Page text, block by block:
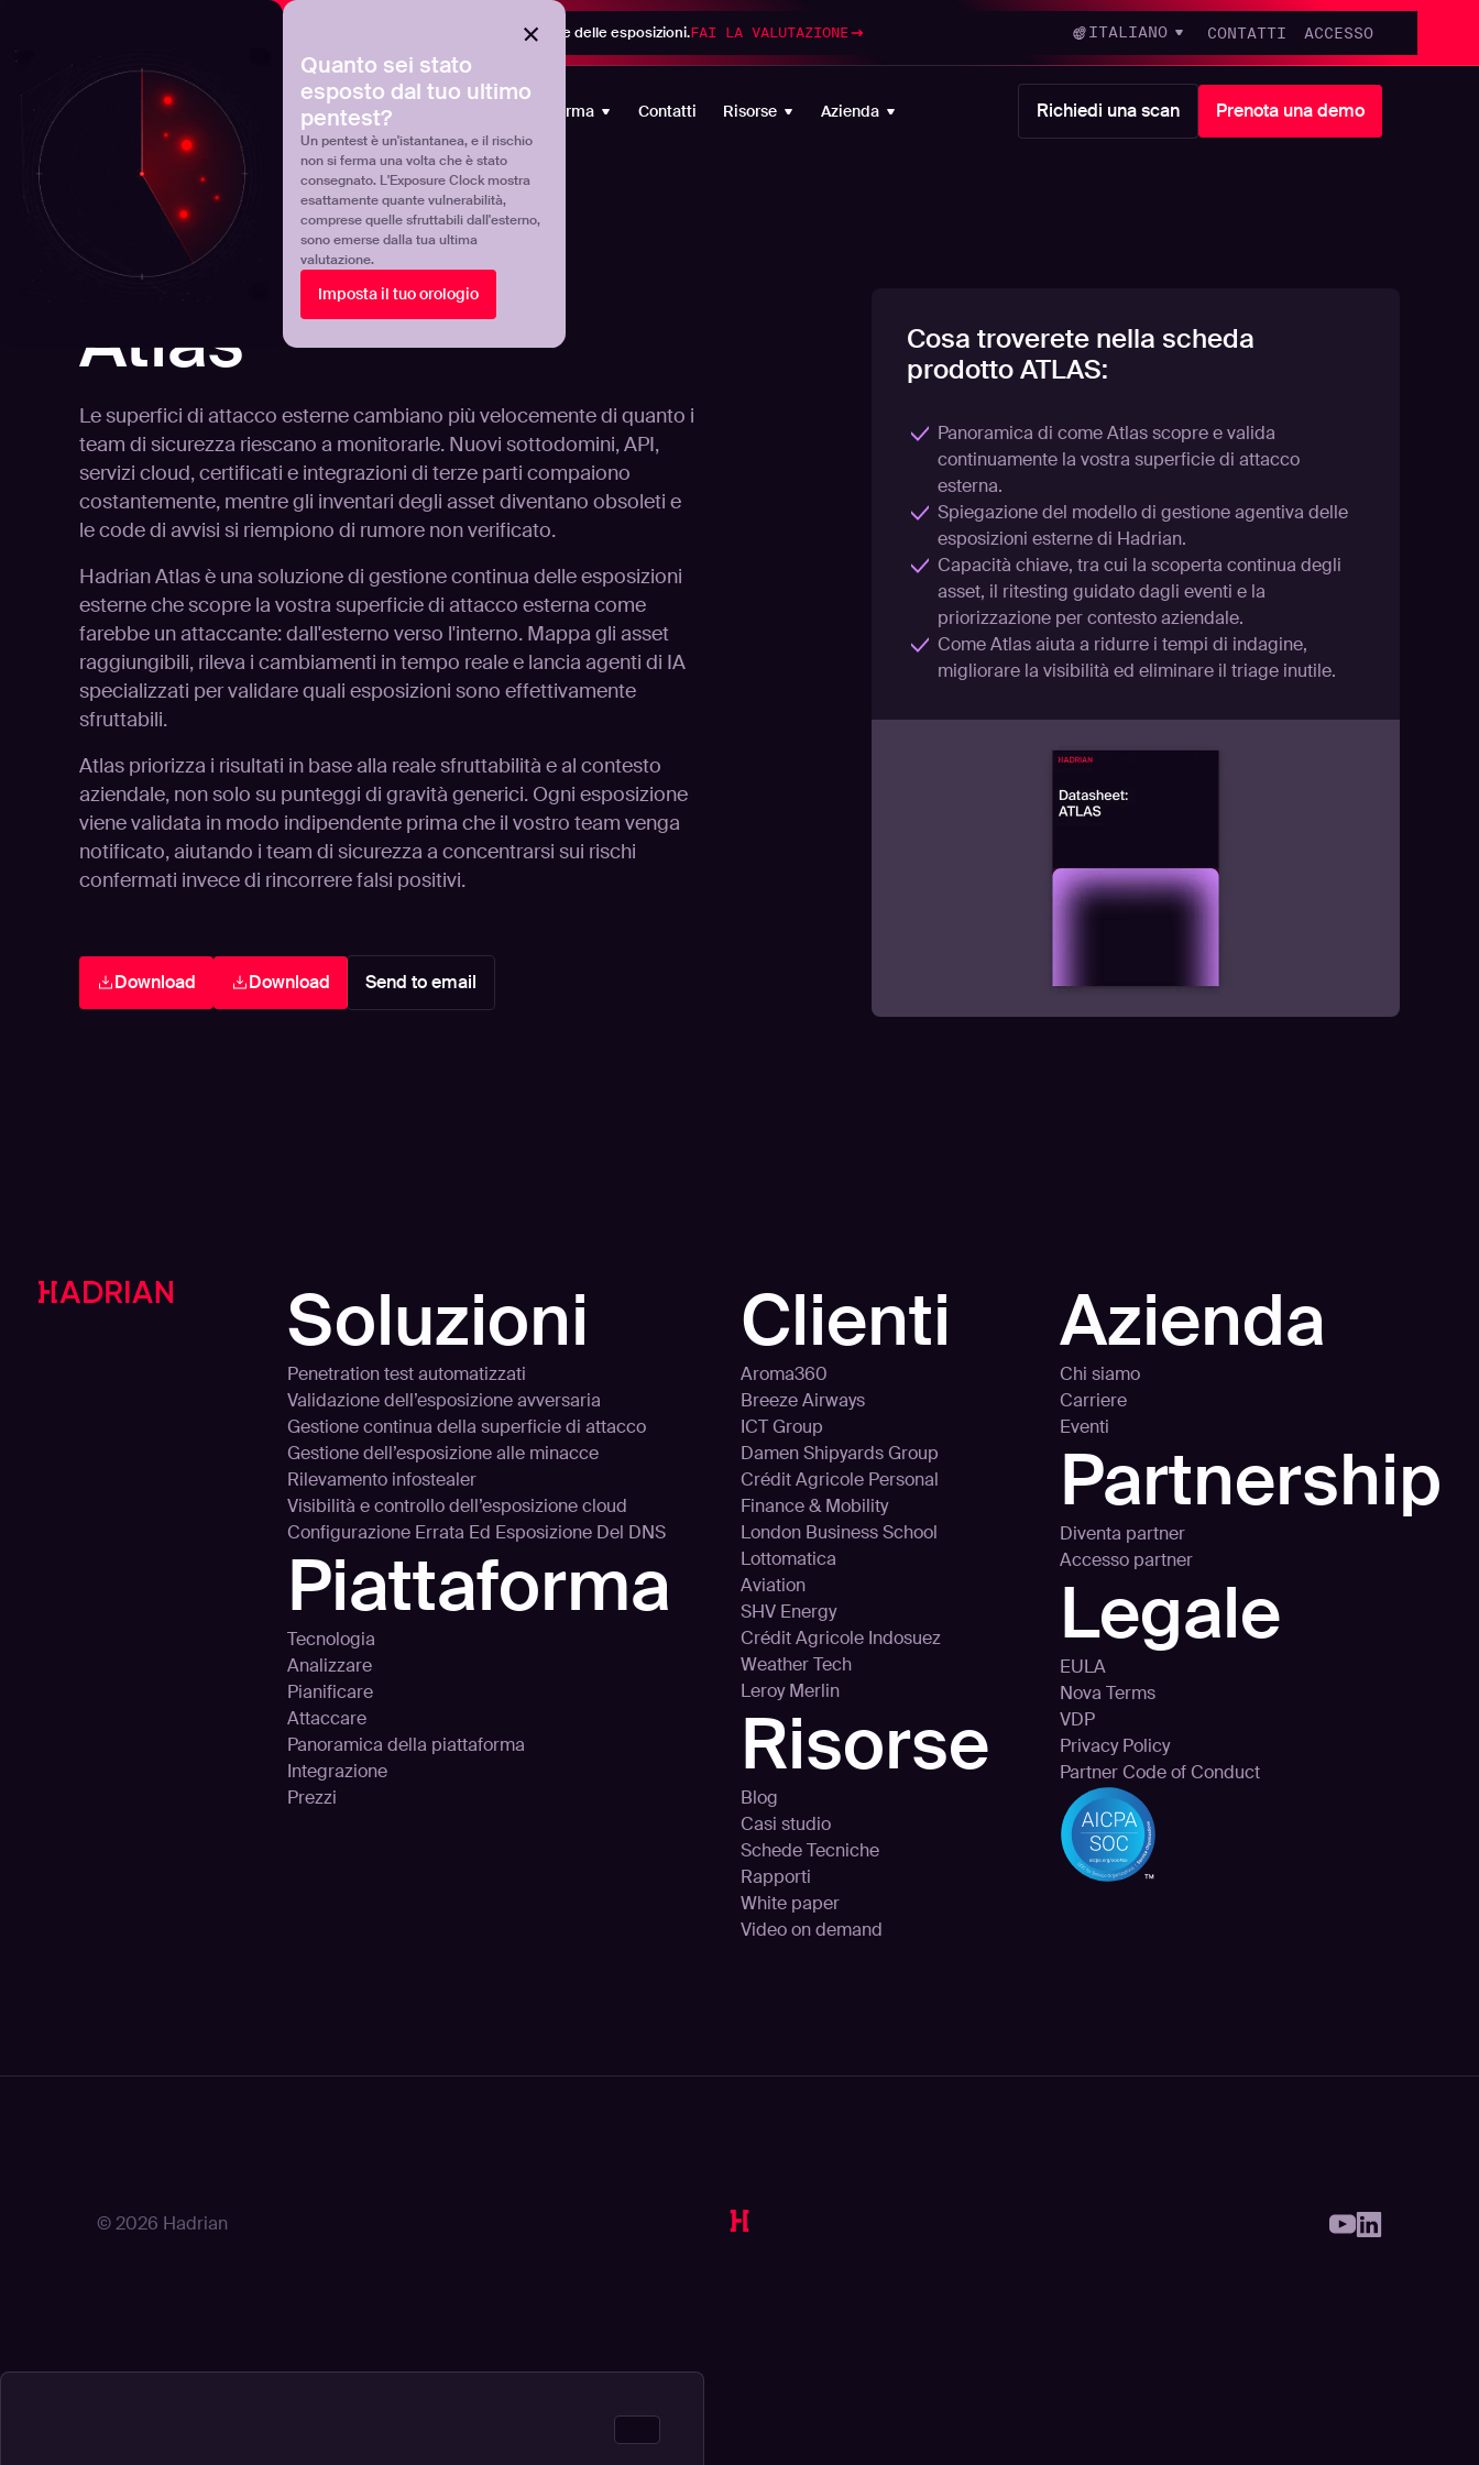
Quanto sei stato
esposto dal tuo ultimo
pentest?
Un pentest è un'istantanea, e il rischio
non si ferma una volta che è stato
consegnato. L'Exposure Clock mostra
esattamente quante vulnerabilità,
comprese quelle sfruttabili dall'esterno,
sono emerse dalla tua ultima
valutazione.
Imposta il tuo orologio
Scoprite dove si trova realmente il vostro programma di gestione delle esposizioni.FAI LA VALUTAZIONE ITALIANO CONTATTI ACCESSO
Products Piattaforma Contatti Risorse Azienda Richiedi una scan Prenota una demo
SCHEDE TECNICHE
Atlas
Le superfici di attacco esterne cambiano più velocemente di quanto i
team di sicurezza riescano a monitorarle. Nuovi sottodomini, API,
servizi cloud, certificati e integrazioni di terze parti compaiono
costantemente, mentre gli inventari degli asset diventano obsoleti e
le code di avvisi si riempiono di rumore non verificato.
Hadrian Atlas è una soluzione di gestione continua delle esposizioni
esterne che scopre la vostra superficie di attacco esterna come
farebbe un attaccante: dall'esterno verso l'interno. Mappa gli asset
raggiungibili, rileva i cambiamenti in tempo reale e lancia agenti di IA
specializzati per validare quali esposizioni sono effettivamente
sfruttabili.
Atlas priorizza i risultati in base alla reale sfruttabilità e al contesto
aziendale, non solo su punteggi di gravità generici. Ogni esposizione
viene validata in modo indipendente prima che il vostro team venga
notificato, aiutando i team di sicurezza a concentrarsi sui rischi
confermati invece di rincorrere falsi positivi.
Download Download Send to email
Cosa troverete nella scheda
prodotto ATLAS:
Panoramica di come Atlas scopre e valida
continuamente la vostra superficie di attacco
esterna.
Spiegazione del modello di gestione agentiva delle
esposizioni esterne di Hadrian.
Capacità chiave, tra cui la scoperta continua degli
asset, il ritesting guidato dagli eventi e la
priorizzazione per contesto aziendale.
Come Atlas aiuta a ridurre i tempi di indagine,
migliorare la visibilità ed eliminare il triage inutile.
Soluzioni
Penetration test automatizzati
Validazione dell’esposizione avversaria
Gestione continua della superficie di attacco
Gestione dell’esposizione alle minacce
Rilevamento infostealer
Visibilità e controllo dell’esposizione cloud
Configurazione Errata Ed Esposizione Del DNS
Piattaforma
Tecnologia
Analizzare
Pianificare
Attaccare
Panoramica della piattaforma
Integrazione
Prezzi
Clienti
Aroma360
Breeze Airways
ICT Group
Damen Shipyards Group
Crédit Agricole Personal
Finance & Mobility
London Business School
Lottomatica
Aviation
SHV Energy
Crédit Agricole Indosuez
Weather Tech
Leroy Merlin
Risorse
Blog
Casi studio
Schede Tecniche
Rapporti
White paper
Video on demand
Azienda
Chi siamo
Carriere
Eventi
Partnership
Diventa partner
Accesso partner
Legale
EULA
Nova Terms
VDP
Privacy Policy
Partner Code of Conduct
© 2026 Hadrian